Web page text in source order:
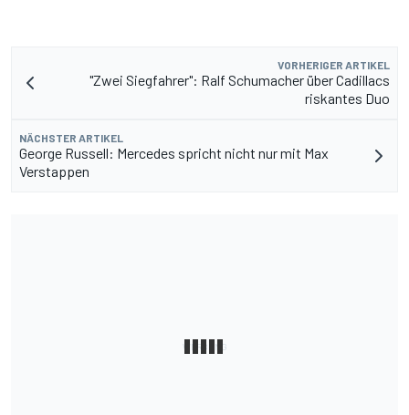
VORHERIGER ARTIKEL
"Zwei Siegfahrer": Ralf Schumacher über Cadillacs
riskantes Duo
NÄCHSTER ARTIKEL
George Russell: Mercedes spricht nicht nur mit Max
Verstappen